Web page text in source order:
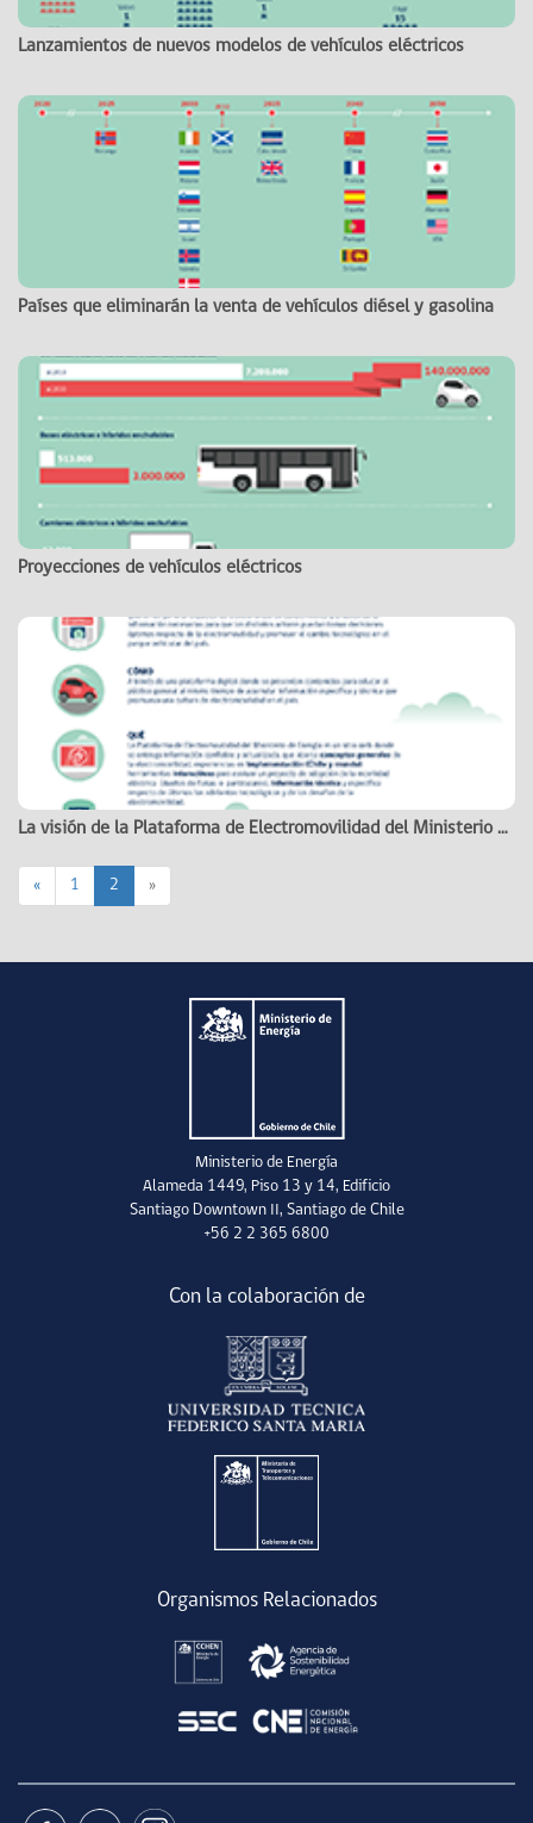
Lanzamientos de nuevos modelos de vehículos eléctricos
Países que eliminarán la venta de vehículos diésel y gasolina
Proyecciones de vehículos eléctricos
La visión de la Plataforma de Electromovilidad del Ministerio de Energía
« 1 2 »
Ministerio de Energía
Alameda 1449, Piso 13 y 14, Edificio
Santiago Downtown II, Santiago de Chile
+56 2 2 365 6800
Con la colaboración de
Organismos Relacionados